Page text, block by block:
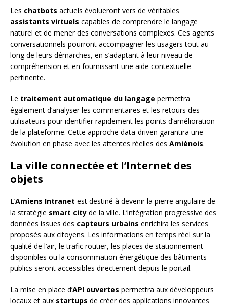
Les chatbots actuels évolueront vers de véritables
assistants virtuels capables de comprendre le langage
naturel et de mener des conversations complexes. Ces agents
conversationnels pourront accompagner les usagers tout au
long de leurs démarches, en s’adaptant à leur niveau de
compréhension et en fournissant une aide contextuelle
pertinente.
Le traitement automatique du langage permettra
également d’analyser les commentaires et les retours des
utilisateurs pour identifier rapidement les points d’amélioration
de la plateforme. Cette approche data-driven garantira une
évolution en phase avec les attentes réelles des Amiénois.
La ville connectée et l’Internet des
objets
L’Amiens Intranet est destiné à devenir la pierre angulaire de
la stratégie smart city de la ville. L’intégration progressive des
données issues des capteurs urbains enrichira les services
proposés aux citoyens. Les informations en temps réel sur la
qualité de l’air, le trafic routier, les places de stationnement
disponibles ou la consommation énergétique des bâtiments
publics seront accessibles directement depuis le portail.
La mise en place d’API ouvertes permettra aux développeurs
locaux et aux startups de créer des applications innovantes